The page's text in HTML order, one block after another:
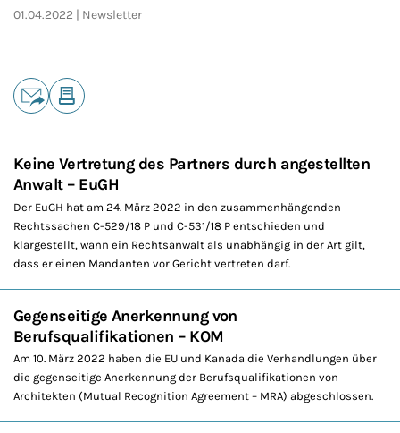
01.04.2022 Newsletter
Teilen
Keine Vertretung des Partners durch angestellten
Anwalt – EuGH
Der EuGH hat am 24. März 2022 in den zusammenhängenden
Rechtssachen C-529/18 P und C-531/18 P entschieden und
klargestellt, wann ein Rechtsanwalt als unabhängig in der Art gilt,
dass er einen Mandanten vor Gericht vertreten darf.
Gegenseitige Anerkennung von
Berufsqualifikationen – KOM
Am 10. März 2022 haben die EU und Kanada die Verhandlungen über
die gegenseitige Anerkennung der Berufsqualifikationen von
Architekten (Mutual Recognition Agreement – MRA) abgeschlossen.